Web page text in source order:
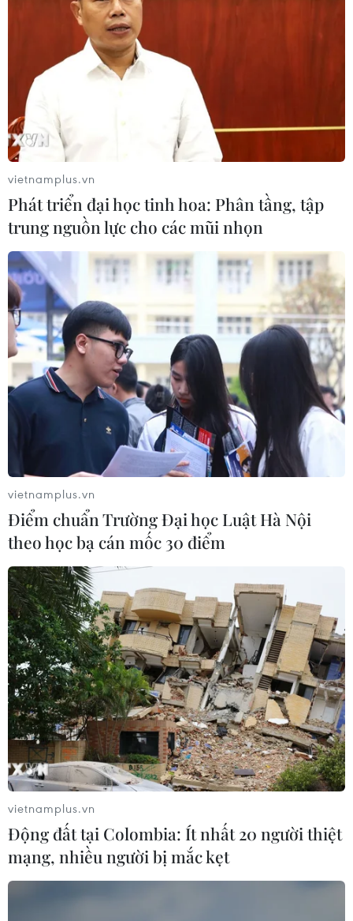
Israel dồn dập tấn công Dải Gaza,
đàm phán ngừng bắn bên bờ sụp đổ
13/07/2025 08:09
Dải Gaza rung chuyển với 250 cuộc không kích của
Israel chỉ trong 2 ngày, giữa lúc đàm phán ngừng bắn
có nguy cơ đổ vỡ liên quan đến điều khoản yêu cầu
quân đội Israel rút khỏi Gaza.
Israel nêu điều kiện để đàm phán ngừng
bắn vĩnh viễn tại Dải Gaza
10/07/2025 23:08
Thủ tướng Israel Netanyahu tuyên bố chỉ đàm phán
ngừng bắn vĩnh viễn tại Gaza nếu Hamas giải giáp,
Gaza được phi quân sự hóa và lực lượng này không
nắm giữ bất kỳ năng lực quản lý hay quân sự nào nữa.
vietnamplus.vn
Phát triển đại học tinh hoa: Phân tầng, tập
trung nguồn lực cho các mũi nhọn
vietnamplus.vn
Điểm chuẩn Trường Đại học Luật Hà Nội
theo học bạ cán mốc 30 điểm
vietnamplus.vn
Động đất tại Colombia: Ít nhất 20 người thiệt
mạng, nhiều người bị mắc kẹt